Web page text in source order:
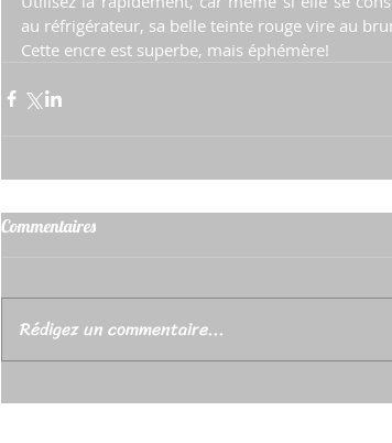
au réfrigérateur, sa belle teinte rouge vire au
Cette encre est superbe, mais éphémère!
Commentaires
Rédigez un commentaire...